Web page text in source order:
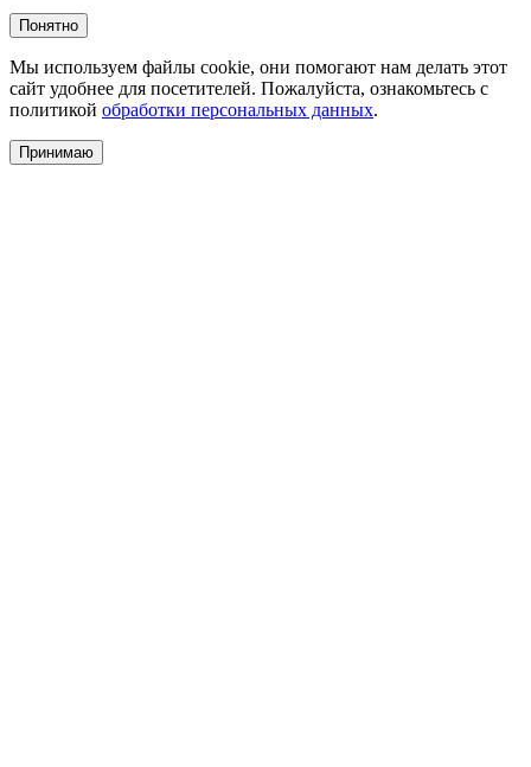
Понятно
Мы используем файлы cookie, они помогают нам делать этот
сайт удобнее для посетителей. Пожалуйста, ознакомьтесь с
политикой обработки персональных данных.
Принимаю